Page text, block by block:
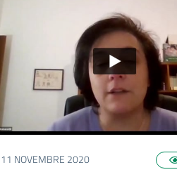
11 NOVEMBRE 2020